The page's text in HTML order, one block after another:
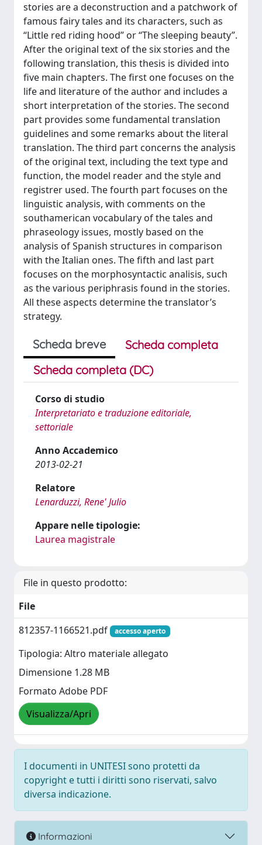
stories are a deconstruction and a patchwork of
famous fairy tales and its characters, such as
“Little red riding hood” or “The sleeping beauty”.
After the original text of the six stories and the
following translation, this thesis is divided into
five main chapters. The first one focuses on the
life and literature of the author and includes a
short interpretation of the stories. The second
part provides some fundamental translation
guidelines and some remarks about the literal
translation. The third part concerns the analysis
of the original text, including the text type and
function, the model reader and the style and
registrer used. The fourth part focuses on the
linguistic analysis, with comments on the
southamerican vocabulary of the tales and
phraseology issues, mostly based on the
analysis of Spanish structures in comparison
with the Italian ones. The fifth and last part
focuses on the morphosyntactic analisis, such
as the various periphrasis found in the stories.
All these aspects determine the translator’s
strategy.
Scheda breve
Scheda completa
Scheda completa (DC)
Corso di studio
Interpretariato e traduzione editoriale,
settoriale
Anno Accademico
2013-02-21
Relatore
Lenarduzzi, Rene' Julio
Appare nelle tipologie:
Laurea magistrale
File in questo prodotto:
File
812357-1166521.pdf
accesso aperto
Tipologia: Altro materiale allegato
Dimensione 1.28 MB
Formato Adobe PDF
Visualizza/Apri
I documenti in UNITESI sono protetti da
copyright e tutti i diritti sono riservati, salvo
diversa indicazione.
Informazioni